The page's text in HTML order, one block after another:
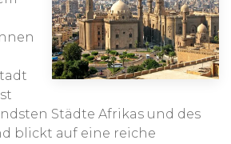
Städte Afrikas und des
blickt auf eine reiche